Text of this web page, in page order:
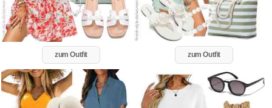
zum Outfit zum Outfit